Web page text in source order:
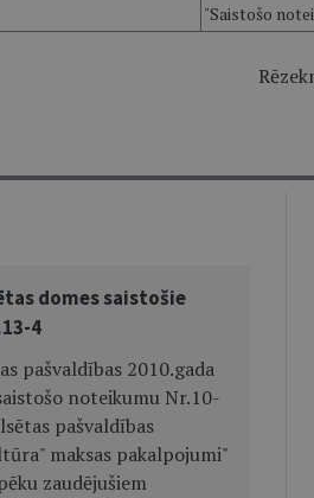
"Saistošo
domes saistošie
4
pašvaldības 2010.gada
noteikumu Nr.10-
pašvaldības
maksas pakalpojumi"
zaudējušiem